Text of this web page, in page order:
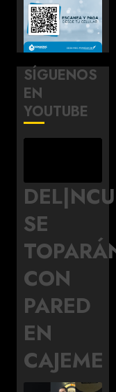
SÍGUENOS
EN
YOUTUBE
SE
CON
PARED
EN
CAJEME